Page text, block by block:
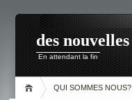
des
En attendant la fin
QUI SOMMES NOUS?